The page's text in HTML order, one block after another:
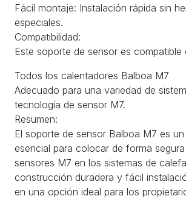
Fácil montaje: Instalación rápida sin
especiales.
Compatibilidad:
Este soporte de sensor es compatible
Todos los calentadores Balboa M7
Adecuado para una variedad de
tecnología de sensor M7.
Resumen:
El soporte de sensor Balboa M7 es
esencial para colocar de forma
sensores M7 en los sistemas de
construcción duradera y fácil
en una opción ideal para los